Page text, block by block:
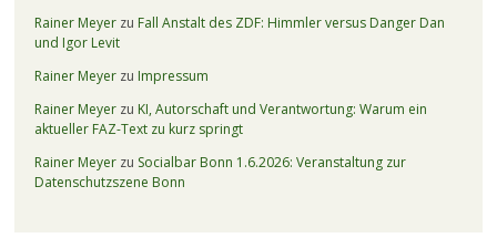
Rainer Meyerzu Fall Anstalt des ZDF: Himmler versus Danger Dan
und Igor Levit
Rainer Meyerzu Impressum
Rainer Meyerzu KI, Autorschaft und Verantwortung: Warum ein
aktueller FAZ-Text zu kurz springt
Rainer Meyerzu Socialbar Bonn 1.6.2026: Veranstaltung zur
Datenschutzszene Bonn